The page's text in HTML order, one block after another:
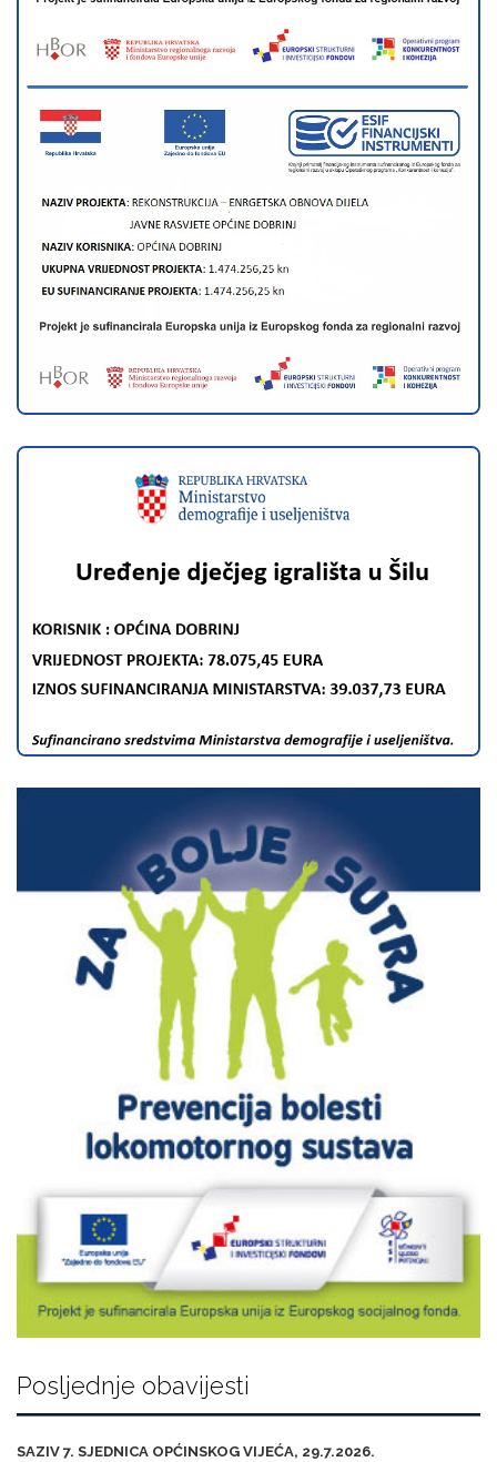
Posljednje obavijesti
SAZIV 7. SJEDNICA OPĆINSKOG VIJEĆA, 29.7.2026.